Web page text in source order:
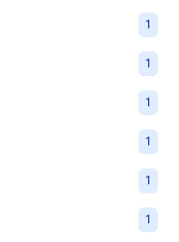
1
1
1
1
1
1